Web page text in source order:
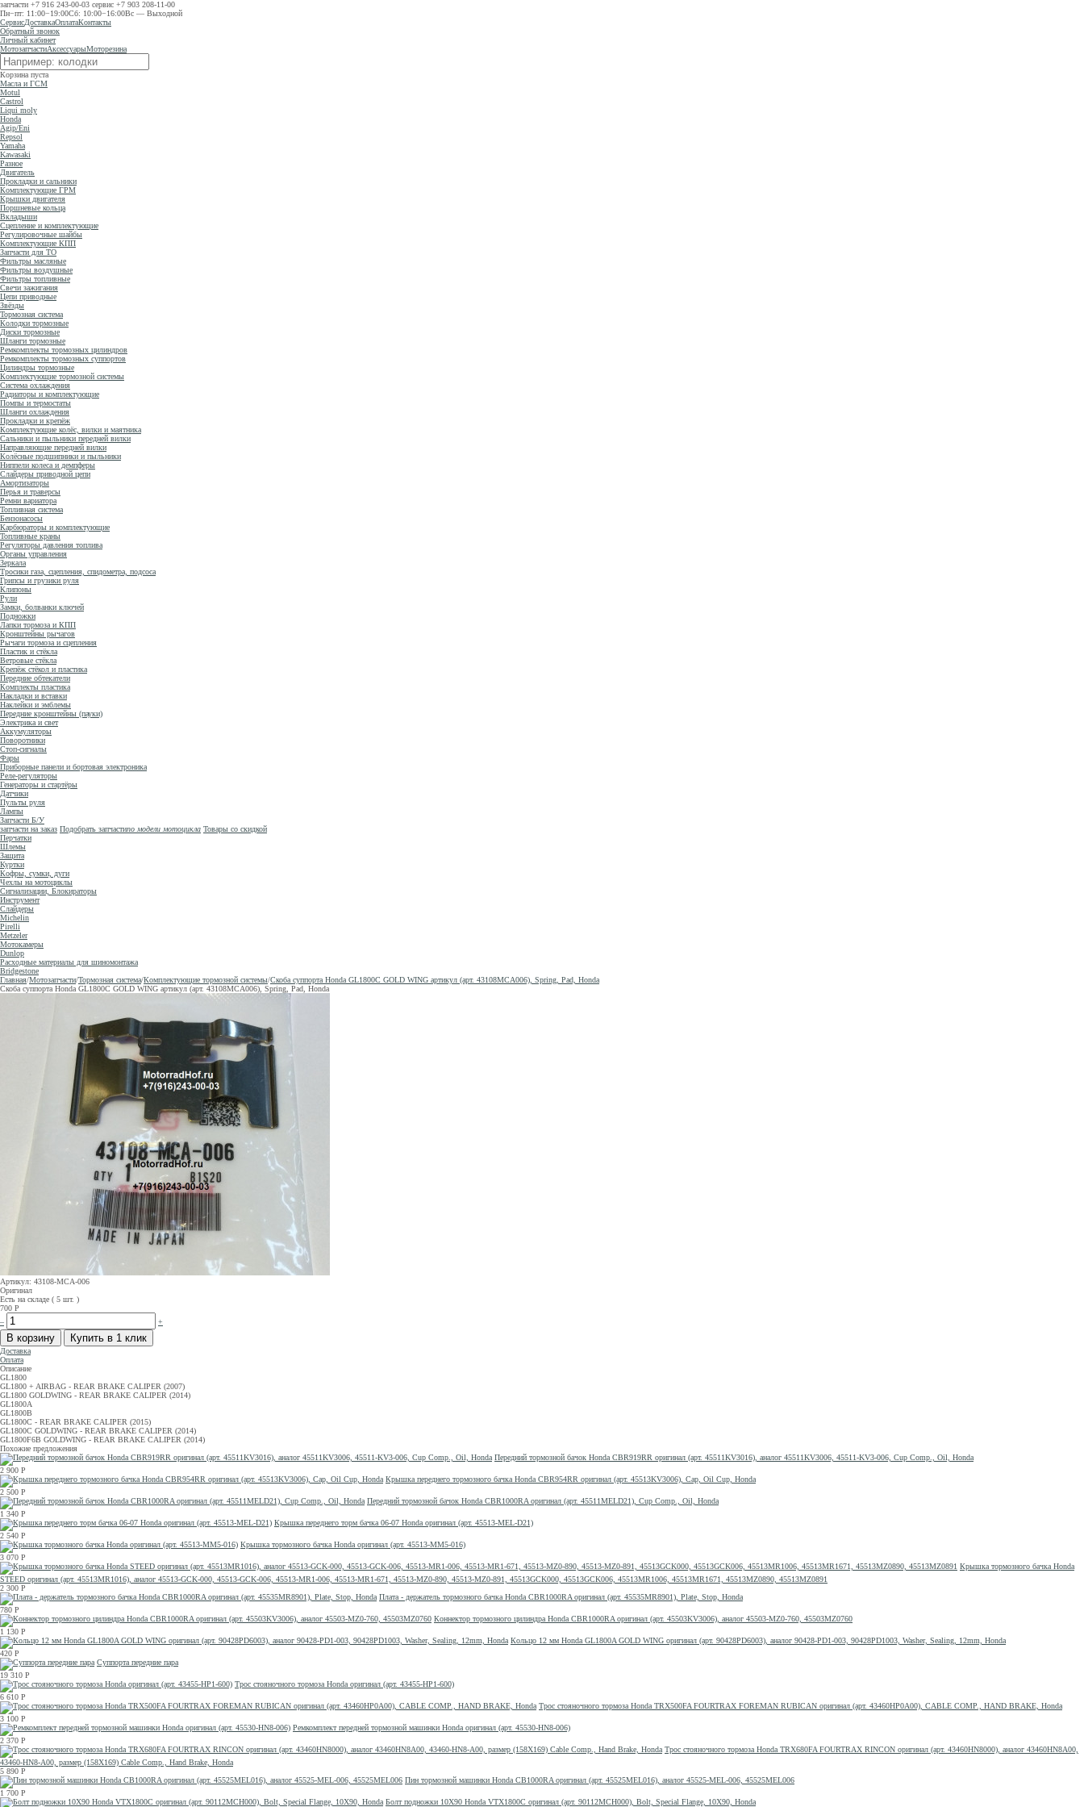
запчасти +7 916 243-00-03 сервис +7 903 208-11-00
Пн−пт: 11:00−19:00Сб: 10:00−16:00Вс — Выходной
СервисДоставкаОплатаКонтакты
Обратный звонок
Личный кабинет
МотозапчастиАксессуарыМоторезина
Корзина пуста
Масла и ГСМ
Motul
Castrol
Liqui moly
Honda
Agip/Eni
Repsol
Yamaha
Kawasaki
Разное
Двигатель
Прокладки и сальники
Комплектующие ГРМ
Крышки двигателя
Поршневые кольца
Вкладыши
Сцепление и комплектующие
Регулировочные шайбы
Комплектующие КПП
Запчасти для ТО
Фильтры масляные
Фильтры воздушные
Фильтры топливные
Свечи зажигания
Цепи приводные
Звёзды
Тормозная система
Колодки тормозные
Диски тормозные
Шланги тормозные
Ремкомплекты тормозных цилиндров
Ремкомплекты тормозных суппортов
Цилиндры тормозные
Комплектующие тормозной системы
Система охлаждения
Радиаторы и комплектующие
Помпы и термостаты
Шланги охлаждения
Прокладки и крепёж
Комплектующие колёс, вилки и маятника
Сальники и пыльники передней вилки
Направляющие передней вилки
Колёсные подшипники и пыльники
Ниппели колеса и демпферы
Слайдеры приводной цепи
Амортизаторы
Перья и траверсы
Ремни вариатора
Топливная система
Бензонасосы
Карбюраторы и комплектующие
Топливные краны
Регуляторы давления топлива
Органы управления
Зеркала
Тросики газа, сцепления, спидометра, подсоса
Грипсы и грузики руля
Клипоны
Рули
Замки, болванки ключей
Подножки
Лапки тормоза и КПП
Кронштейны рычагов
Рычаги тормоза и сцепления
Пластик и стёкла
Ветровые стёкла
Крепёж стёкол и пластика
Передние обтекатели
Комплекты пластика
Накладки и вставки
Наклейки и эмблемы
Передние кронштейны (пауки)
Электрика и свет
Аккумуляторы
Поворотники
Стоп-сигналы
Фары
Приборные панели и бортовая электроника
Реле-регуляторы
Генераторы и стартёры
Датчики
Пульты руля
Лампы
Запчасти Б/У
запчасти на заказ Подобрать запчастипо модели мотоцикла Товары со скидкой
Перчатки
Шлемы
Защита
Куртки
Кофры, сумки, дуги
Чехлы на мотоциклы
Сигнализации, Блокираторы
Инструмент
Слайдеры
Michelin
Pirelli
Metzeler
Мотокамеры
Dunlop
Расходные материалы для шиномонтажа
Bridgestone
Главная/Мотозапчасти/Тормозная система/Комплектующие тормозной системы/Скоба суппорта Honda GL1800C GOLD WING артикул (арт. 43108MCA006), Spring, Pad, Honda
Скоба суппорта Honda GL1800C GOLD WING артикул (арт. 43108MCA006), Spring, Pad, Honda
Артикул: 43108-MCA-006
Оригинал
Есть на складе ( 5 шт. )
700 Р
–
+
Доставка
Оплата
Описание
GL1800
GL1800 + AIRBAG - REAR BRAKE CALIPER (2007)
GL1800 GOLDWING - REAR BRAKE CALIPER (2014)
GL1800A
GL1800B
GL1800C - REAR BRAKE CALIPER (2015)
GL1800C GOLDWING - REAR BRAKE CALIPER (2014)
GL1800F6B GOLDWING - REAR BRAKE CALIPER (2014)
Похожие предложения
Передний тормозной бачок Honda CBR919RR оригинал (арт. 45511KV3016), аналог 45511KV3006, 45511-KV3-006, Cup Comp., Oil, Honda
2 900 Р
Крышка переднего тормозного бачка Honda CBR954RR оригинал (арт. 45513KV3006), Cap, Oil Cup, Honda
2 500 Р
Передний тормозной бачок Honda CBR1000RA оригинал (арт. 45511MELD21), Cup Comp., Oil, Honda
1 340 Р
Крышка переднего торм бачка 06-07 Honda оригинал (арт. 45513-MEL-D21)
2 540 Р
Крышка тормозного бачка Honda оригинал (арт. 45513-MM5-016)
3 070 Р
Крышка тормозного бачка Honda
STEED оригинал (арт. 45513MR1016), аналог 45513-GCK-000, 45513-GCK-006, 45513-MR1-006, 45513-MR1-671, 45513-MZ0-890, 45513-MZ0-891, 45513GCK000, 45513GCK006, 45513MR1006, 45513MR1671, 45513MZ0890, 45513MZ0891
2 300 Р
Плата - держатель тормозного бачка Honda CBR1000RA оригинал (арт. 45535MR8901), Plate, Stop, Honda
780 Р
Коннектор тормозного цилиндра Honda CBR1000RA оригинал (арт. 45503KV3006), аналог 45503-MZ0-760, 45503MZ0760
1 130 Р
Кольцо 12 мм Honda GL1800A GOLD WING оригинал (арт. 90428PD6003), аналог 90428-PD1-003, 90428PD1003, Washer, Sealing, 12mm, Honda
420 Р
Суппорта передние пара
19 310 Р
Трос стояночного тормоза Honda оригинал (арт. 43455-HP1-600)
6 610 Р
Трос стояночного тормоза Honda TRX500FA FOURTRAX FOREMAN RUBICAN оригинал (арт. 43460HP0A00), CABLE COMP., HAND BRAKE, Honda
3 100 Р
Ремкомплект передней тормозной машинки Honda оригинал (арт. 45530-HN8-006)
2 370 Р
Трос стояночного тормоза Honda TRX680FA FOURTRAX RINCON оригинал (арт. 43460HN8000), аналог 43460HN8A00,
43460-HN8-A00, размер (158Х169) Cable Comp., Hand Brake, Honda
5 890 Р
Пин тормозной машинки Honda CB1000RA оригинал (арт. 45525MEL016), аналог 45525-MEL-006, 45525MEL006
1 700 Р
Болт подножки 10X90 Honda VTX1800C оригинал (арт. 90112MCH000), Bolt, Special Flange, 10X90, Honda